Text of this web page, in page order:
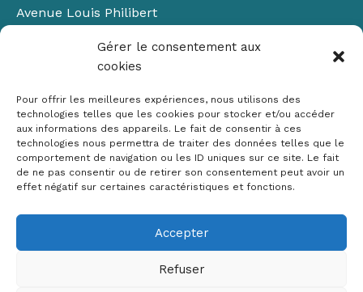
Gérer le consentement aux
cookies
Pour offrir les meilleures expériences, nous utilisons des
technologies telles que les cookies pour stocker et/ou accéder
aux informations des appareils. Le fait de consentir à ces
technologies nous permettra de traiter des données telles que le
comportement de navigation ou les ID uniques sur ce site. Le fait
de ne pas consentir ou de retirer son consentement peut avoir un
effet négatif sur certaines caractéristiques et fonctions.
Accepter
Refuser
Avenue Louis Philibert
Bâtiment Laennec
13100 Aix-en-Provence
✉ contact@crige-paca.org
Mentions légales
RGPD